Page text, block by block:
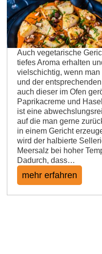
Grauburgunder
Ofensellerie mit
und Haselnüssen
Auch vegetarische
tiefes Aroma erhalten
vielschichtig, wenn
und der
auch dieser im Ofen
Paprikacreme und
ist eine
auf die man gerne
in einem Gericht
wird der halbierte
Meersalz bei hoher
Dadurch, dass…
mehr erfahren